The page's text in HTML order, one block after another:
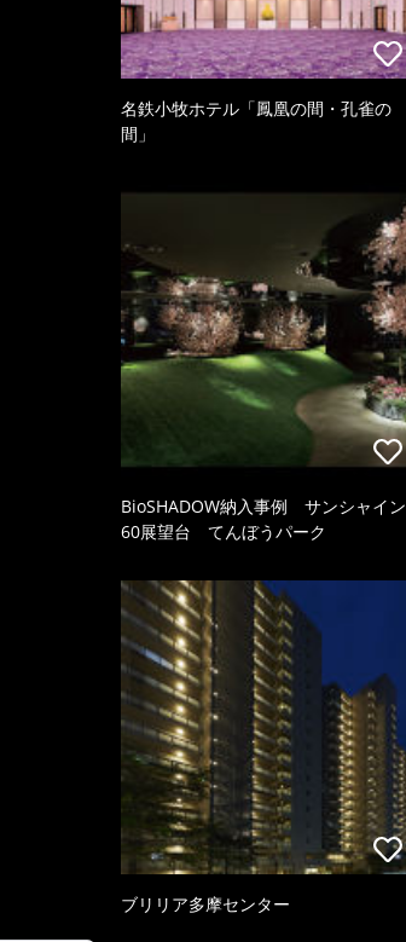
名鉄小牧ホテル「鳳凰の間・孔雀の
間」
BioSHADOW納入事例 サンシャイン
60展望台 てんぼうパーク
ブリリア多摩センター